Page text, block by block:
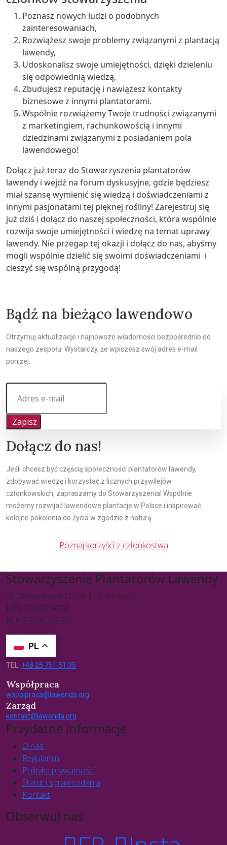
Poznasz nowych ludzi o podobnych
zainteresowaniach,
Rozwiążesz swoje problemy związanymi z plantacją
lawendy,
Udoskonalisz swoje umiejętności, dzięki dzieleniu
się odpowiednią wiedzą,
Zbudujesz reputację i nawiążesz kontakty
biznesowe z innymi plantatorami.
Wspólnie rozwiążemy Twoje trudności związanymi
z marketingiem, rachunkowością i innymi
dziedzinami związanymi z posiadaniem pola
lawendowego!
Dołącz już teraz do Stowarzyszenia plantatorów
lawendy i wejdź na forum dyskusyjne, gdzie będziesz
miał szansę wymienić się wiedzą i doświadczeniami z
innymi pasjonatami tej pięknej rośliny! Zarejestruj się
już dziś i dołącz do naszej społeczności, która wspólnie
rozwija swoje umiejętności i wiedzę na temat uprawy
lawendy. Nie przegap tej okazji i dołącz do nas, abyśmy
mogli wspólnie dzielić się swoimi doświadczeniami i
cieszyć się wspólną przygodą!
Bądź na bieżąco lawendowo
Otrzymuj aktualizacje i najnowsze wiadomości bezpośrednio od
naszego zespołu. Wystarczy, że wpiszesz swój adres e-mail
poniżej:
Zapisz
Dołącz do nas!
Jeśli chcesz być częścią społeczności plantatorów lawendy,
zdobywać wiedzę i korzystać z licznych przywilejów
członkowskich, zapraszamy do Stowarzyszenia! Wspólnie
możemy rozwijać lawendowe plantacje w Polsce i inspirować
kolejne pokolenia do życia w zgodzie z naturą.
Poznaj korzyści z członkostwa
Stowarzyszenie Plantatorów Lawendy
ul. Diamentowa 71, 08-119 Purzec
KRS: 0000539786
NIP: 5223022521
PL
TEL. +48 25 751 51 35
Współpraca
wspolpraca@lawenda.org
Zarząd
kontakt@lawenda.org
Przydatne informacje
O nas
Regulamin
Polityka prywatności
Statut i sprawozdania
Kontakt
Obserwuj nas